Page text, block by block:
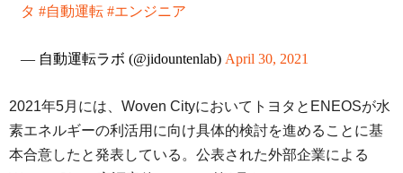
タ #自動運転 #エンジニア
— 自動運転ラボ (@jidountenlab) April 30, 2021
2021年5月には、Woven CityにおいてトヨタとENEOSが水
素エネルギーの利活用に向け具体的検討を進めることに基
本合意したと発表している。公表された外部企業による